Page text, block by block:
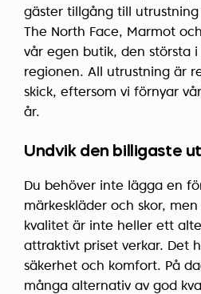
gäster tillgång till
The North Face, Marmot
vår egen butik, den största
regionen. All utrustning är
skick, eftersom vi förnyar
år.
Undvik den billigaste
Du behöver inte lägga en
märkeskläder och skor,
kvalitet är inte heller ett
attraktivt priset verkar. Det
säkerhet och komfort. På
många alternativ av god